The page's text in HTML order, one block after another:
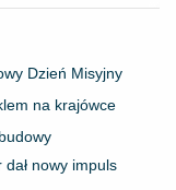
Dzień Misyjny
na krajówce
nowy impuls